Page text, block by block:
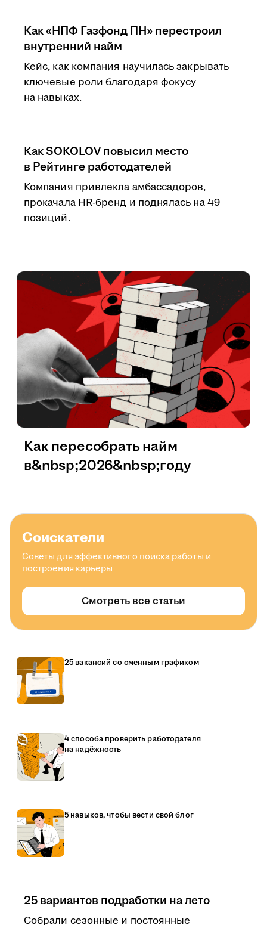
Как «НПФ Газфонд ПН» перестроил
внутренний найм
Кейс, как компания научилась закрывать
ключевые роли благодаря фокусу
на навыках.
Как SOKOLOV повысил место
в Рейтинге работодателей
Компания привлекла амбассадоров,
прокачала HR-бренд и поднялась на 49
позиций.
Как пересобрать найм
в&nbsp;2026&nbsp;году
Соискатели
Советы для эффективного поиска работы и
построения карьеры
Смотреть все статьи
25 вакансий со сменным графиком
4 способа проверить работодателя
на надёжность
5 навыков, чтобы вести свой блог
25 вариантов подработки на лето
Собрали сезонные и постоянные